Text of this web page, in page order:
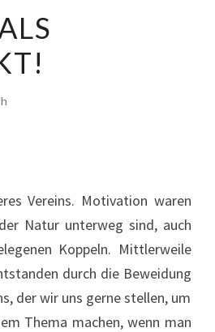
Vereins. Motivation waren
Natur unterweg sind, auch
Koppeln. Mittlerweile
durch die Beweidung
der wir uns gerne stellen, um
Thema machen, wenn man